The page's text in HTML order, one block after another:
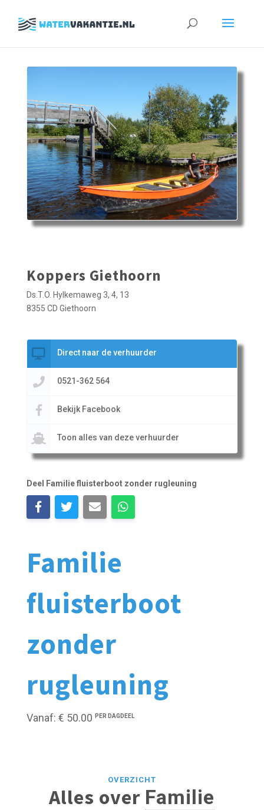
Zoeken
Familie
fluisterboot
zonder
rugleuning
Vanaf: € 50.00 PER DAGDEEL
Koppers Giethoorn
Ds.T.O. Hylkemaweg 3, 4, 13
8355 CD Giethoorn
Direct naar de verhuurder
0521-362 564
Bekijk Facebook
Toon alles van deze verhuurder
Deel Familie fluisterboot zonder rugleuning
OVERZICHT
Alles over Familie